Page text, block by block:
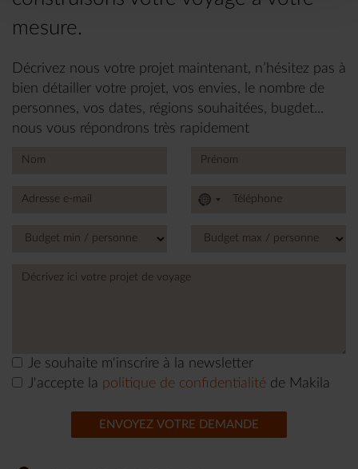
mesure.
Décrivez nous votre projet maintenant, n’hésitez pas à
bien détailler votre projet, vos envies, le nombre de
personnes, vos dates, régions souhaitées, bugdet...
nous vous répondrons très rapidement
No
selected
Je souhaite m'inscrire à la newsletter
J'accepte la politique de confidentialité de Makila
ENVOYEZ VOTRE DEMANDE